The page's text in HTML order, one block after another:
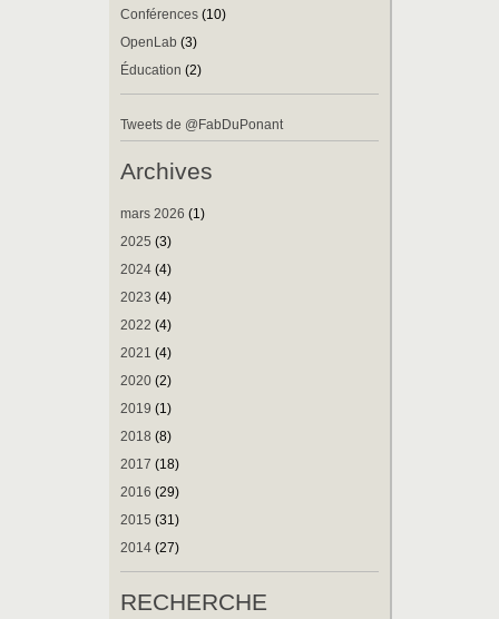
Conférences (10)
OpenLab (3)
Éducation (2)
Tweets de @FabDuPonant
Archives
mars 2026 (1)
2025 (3)
2024 (4)
2023 (4)
2022 (4)
2021 (4)
2020 (2)
2019 (1)
2018 (8)
2017 (18)
2016 (29)
2015 (31)
2014 (27)
RECHERCHE